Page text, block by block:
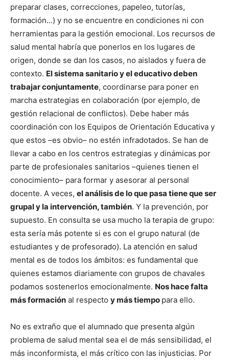
preparar clases, correcciones, papeleo, tutorías,
formación…) y no se encuentre en condiciones ni con
herramientas para la gestión emocional. Los recursos de
salud mental habría que ponerlos en los lugares de
origen, donde se dan los casos, no aislados y fuera de
contexto. El sistema sanitario y el educativo deben
trabajar conjuntamente, coordinarse para poner en
marcha estrategias en colaboración (por ejemplo, de
gestión relacional de conflictos). Debe haber más
coordinación con los Equipos de Orientación Educativa y
que estos –es obvio– no estén infradotados. Se han de
llevar a cabo en los centros estrategias y dinámicas por
parte de profesionales sanitarios –quienes tienen el
conocimiento– para formar y asesorar al personal
docente. A veces, el análisis de lo que pasa tiene que ser
grupal y la intervención, también. Y la prevención, por
supuesto. En consulta se usa mucho la terapia de grupo:
esta sería más potente si es con el grupo natural (de
estudiantes y de profesorado). La atención en salud
mental es de todos los ámbitos: es fundamental que
quienes estamos diariamente con grupos de chavales
podamos sostenerlos emocionalmente. Nos hace falta
más formación al respecto y más tiempo para ello.
No es extraño que el alumnado que presenta algún
problema de salud mental sea el de más sensibilidad, el
más inconformista, el más crítico con las injusticias. Por